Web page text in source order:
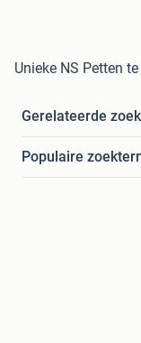
Unieke NS Petten
Gerelateerde
Populaire